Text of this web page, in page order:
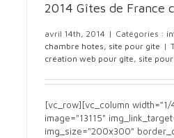
2014 Gîtes de
2014 Gîtes de France
avril 14th, 2014 | Catégories :
chambre hotes, site pour gite |
création web pour gîte, site
[vc_row][vc_column
image="13115"
img_size="200x300"